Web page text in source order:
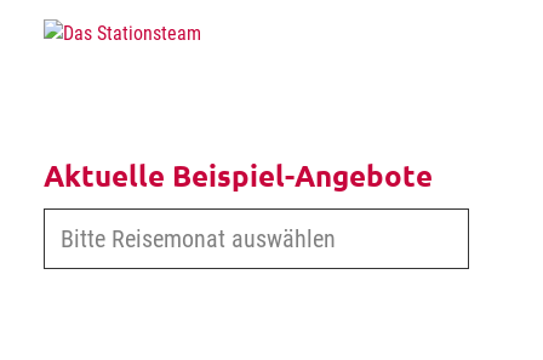
Aktuelle Beispiel-Angebote